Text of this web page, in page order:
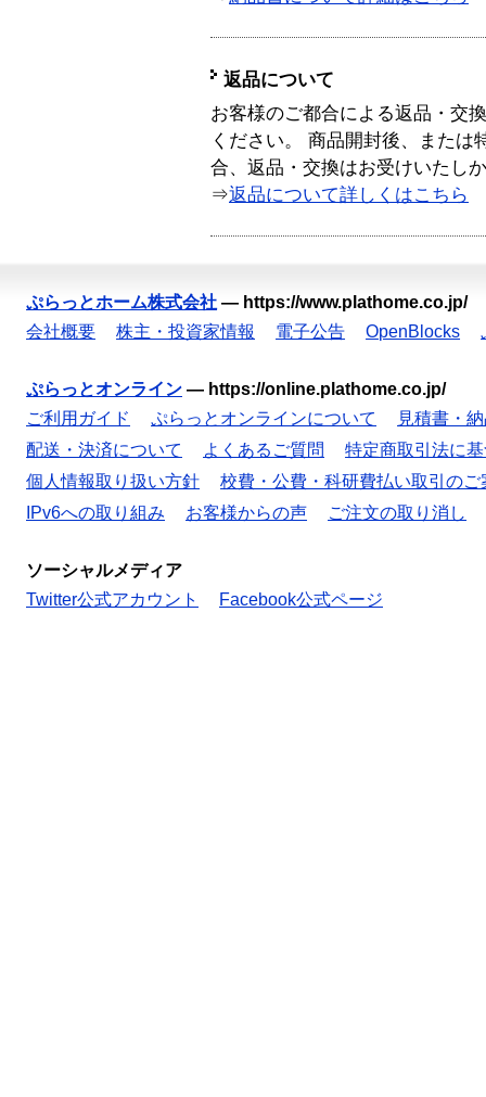
返品について
お客様のご都合による返品・交
ください。 商品開封後、または
合、返品・交換はお受けいたし
⇒返品について詳しくはこちら
ぷらっとホーム株式会社 — https://www.plathome.co.jp/
会社概要
株主・投資家情報 電子公告 OpenBlocks
ぷらっとオンライン — https://online.plathome.co.jp/
ご利用ガイド
ぷらっとオンラインについて
見積書・
配送・決済について
よくあるご質問
特定商取引法に
個人情報取り扱い方針
校費・公費・科研費払い取引のご
IPv6への取り組み
お客様からの声 ご注文の取り消し
ソーシャルメディア
Twitter公式アカウント
Facebook公式ページ